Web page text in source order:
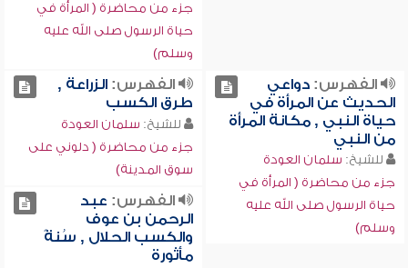
جزء من محاضرة ( المرأة في
حياة الرسول صلى الله عليه
وسلم)
الفهرس:دواعي
الحديث عن المرأة في
حياة النبي , مكانة المرأة
من النبي
للشيخ: سلمان العودة
جزء من محاضرة ( المرأة في
حياة الرسول صلى الله عليه
وسلم)
الفهرس:الزراعة ,
طرق الكسب
للشيخ: سلمان العودة
جزء من محاضرة ( دلوني على
سوق المدينة)
الفهرس: عبد
الرحمن بن عوف
والكسب الحلال , سُنةً
مأثورة